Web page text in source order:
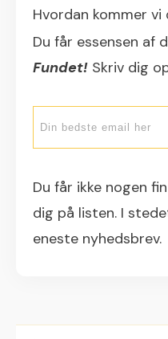
Hvordan kommer vi
Du får essensen af
Fundet! Skriv dig
Du får ikke nogen
dig på listen. I
eneste nyhedsbrev.